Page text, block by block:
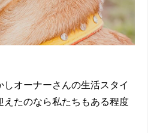
オーナーさんの生活スタイ
たのなら私たちもある程度